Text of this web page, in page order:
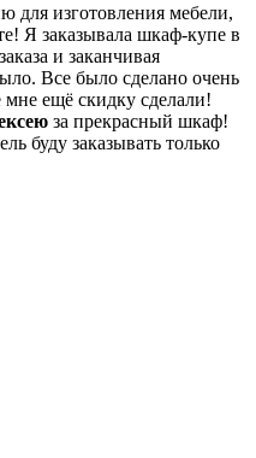
для изготовления мебели,
Я заказывала шкаф-купе в
и заканчивая
Все было сделано очень
ещё скидку сделали!
за прекрасный шкаф!
буду заказывать только